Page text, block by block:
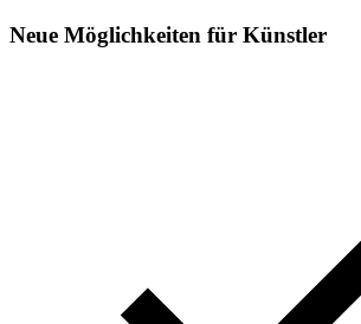
Neue Möglichkeiten für Künstler